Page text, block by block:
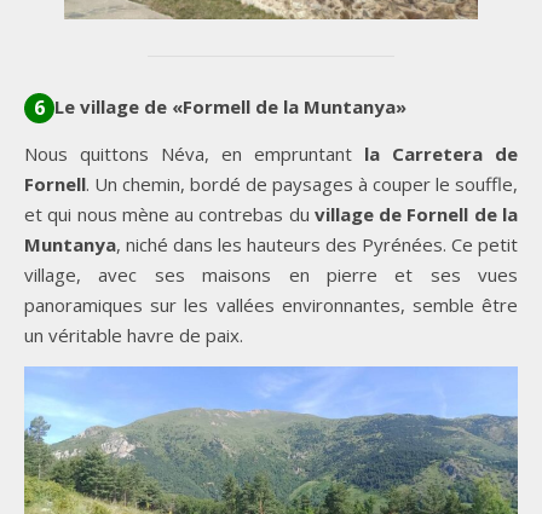
6 Le village de «Formell de la Muntanya»
Nous quittons Néva, en empruntant la Carretera de
Fornell. Un chemin, bordé de paysages à couper le souffle,
et qui nous mène au contrebas du village de Fornell de la
Muntanya, niché dans les hauteurs des Pyrénées. Ce petit
village, avec ses maisons en pierre et ses vues
panoramiques sur les vallées environnantes, semble être
un véritable havre de paix.